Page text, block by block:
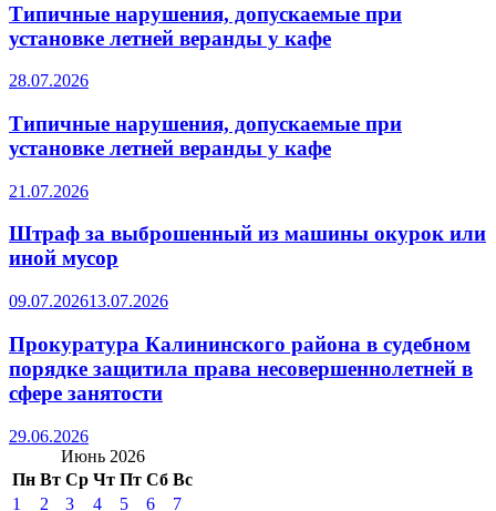
Типичные нарушения, допускаемые при
установке летней веранды у кафе
28.07.2026
Типичные нарушения, допускаемые при
установке летней веранды у кафе
21.07.2026
Штраф за выброшенный из машины окурок или
иной мусор
09.07.202613.07.2026
Прокуратура Калининского района в судебном
порядке защитила права несовершеннолетней в
сфере занятости
29.06.2026
Июнь 2026
Пн Вт Ср Чт Пт Сб Вс
1
2 3 4 5 6
7